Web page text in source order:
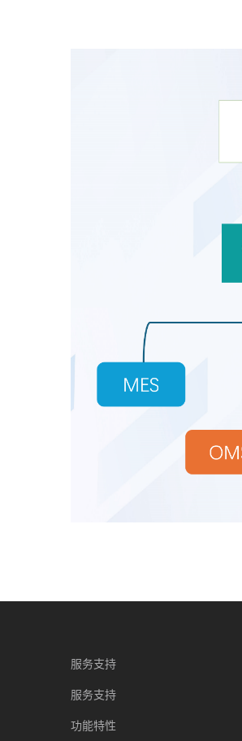
服务支持
服务支持
功能特性